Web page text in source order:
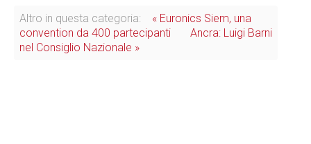
Altro in questa categoria:
« Euronics Siem, una
convention da 400 partecipanti
Ancra: Luigi Barni
nel Consiglio Nazionale »